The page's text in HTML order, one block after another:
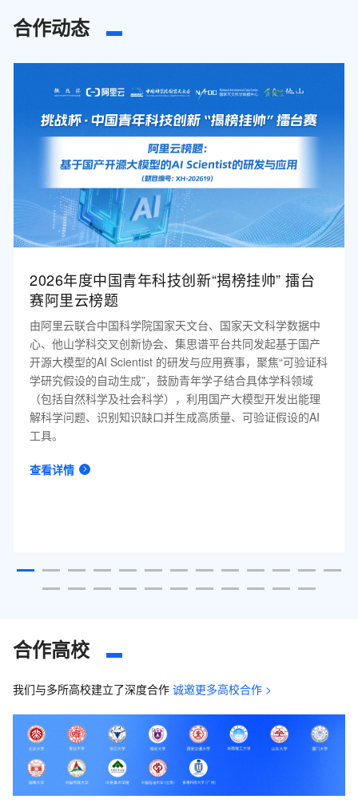
合作动态
2026年度中国青年科技创新“揭榜挂帅” 擂台
赛阿里云榜题
由阿里云联合中国科学院国家天文台、国家天文科学数据中
心、他山学科交叉创新协会、集思谱平台共同发起基于国产
开源大模型的AI Scientist 的研发与应用赛事，聚焦“可验证科
学研究假设的自动生成”，鼓励青年学子结合具体学科领域
（包括自然科学及社会科学），利用国产大模型开发出能理
解科学问题、识别知识缺口并生成高质量、可验证假设的AI
工具。
查看详情
合作高校
我们与多所高校建立了深度合作 诚邀更多高校合作 >